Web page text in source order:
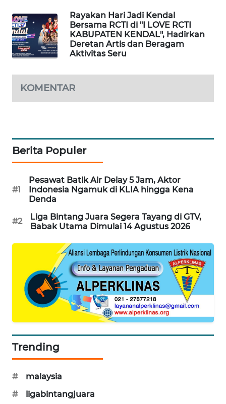
Rayakan Hari Jadi Kendal
Bersama RCTI di "I LOVE RCTI
KABUPATEN KENDAL", Hadirkan
Deretan Artis dan Beragam
Aktivitas Seru
KOMENTAR
Berita Populer
#1
Pesawat Batik Air Delay 5 Jam, Aktor
Indonesia Ngamuk di KLIA hingga Kena
Denda
#2
Liga Bintang Juara Segera Tayang di GTV,
Babak Utama Dimulai 14 Agustus 2026
Trending
#
malaysia
#
ligabintangjuara
METRO
SIANTAR
NEWS
MEDAN
NEWS
KRT
KARING
HUMBANG
NEWS
NEWS
FISUELRI
ID
NEWS